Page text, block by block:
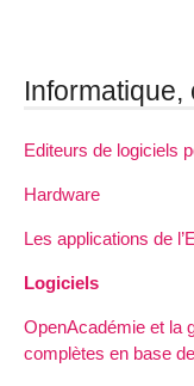
Informatique,
Editeurs de logiciels
Hardware
Les applications de
Logiciels
OpenAcadémie et la
complètes en base